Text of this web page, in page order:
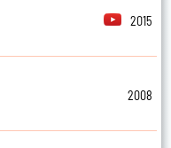
2015
2008